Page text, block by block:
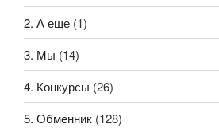
2. А еще (1)
3. Мы (14)
4. Конкурсы (26)
5. Обменник (128)